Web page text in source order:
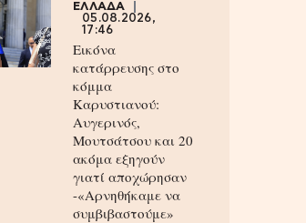
ΕΛΛΑΔΑ
05.08.2026,
17:46
Εικόνα
κατάρρευσης στο
κόμμα
Καρυστιανού:
Αυγερινός,
Μουτσάτσου και 20
ακόμα εξηγούν
γιατί αποχώρησαν
-«Αρνηθήκαμε να
συμβιβαστούμε»